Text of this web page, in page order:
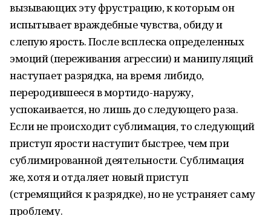
вызывающих эту фрустрацию, к которым он
испытывает враждебные чувства, обиду и
слепую ярость. После всплеска определенных
эмоций (переживания агрессии) и манипуляций
наступает разрядка, на время либидо,
переродившееся в мортидо-наружу,
успокаивается, но лишь до следующего раза.
Если не происходит сублимация, то следующий
приступ ярости наступит быстрее, чем при
сублимированной деятельности. Сублимация
же, хотя и отдаляет новый приступ
(стремящийся к разрядке), но не устраняет саму
проблему.